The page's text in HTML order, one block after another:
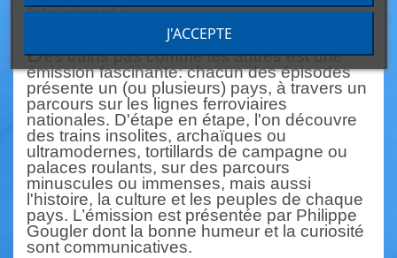
Détails du produit
Des trains pas comme les autres est une
émission fascinante: chacun des épisodes
présente un (ou plusieurs) pays, à travers un
parcours sur les lignes ferroviaires
nationales. D'étape en étape, l'on découvre
des trains insolites, archaïques ou
ultramodernes, tortillards de campagne ou
palaces roulants, sur des parcours
minuscules ou immenses, mais aussi
l'histoire, la culture et les peuples de chaque
pays. L’émission est présentée par Philippe
Gougler dont la bonne humeur et la curiosité
sont communicatives.
J'ACCEPTE